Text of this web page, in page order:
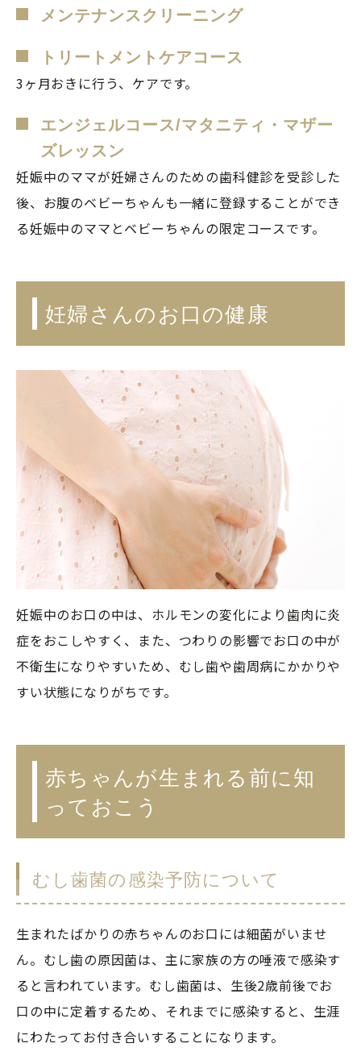
メンテナンスクリーニング
トリートメントケアコース
3ヶ月おきに行う、ケアです。
エンジェルコース/マタニティ・マザー
ズレッスン
妊娠中のママが妊婦さんのための歯科健診を受診した
後、お腹のベビーちゃんも一緒に登録することができ
る妊娠中のママとベビーちゃんの限定コースです。
妊婦さんのお口の健康
妊娠中のお口の中は、ホルモンの変化により歯肉に炎
症をおこしやすく、また、つわりの影響でお口の中が
不衛生になりやすいため、むし歯や歯周病にかかりや
すい状態になりがちです。
赤ちゃんが生まれる前に知
っておこう
むし歯菌の感染予防について
生まれたばかりの赤ちゃんのお口には細菌がいませ
ん。むし歯の原因菌は、主に家族の方の唾液で感染す
ると言われています。むし歯菌は、生後2歳前後でお
口の中に定着するため、それまでに感染すると、生涯
にわたってお付き合いすることになります。